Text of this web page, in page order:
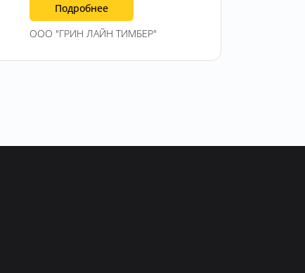
Подробнее
ООО "ГРИН ЛАЙН ТИМБЕР"